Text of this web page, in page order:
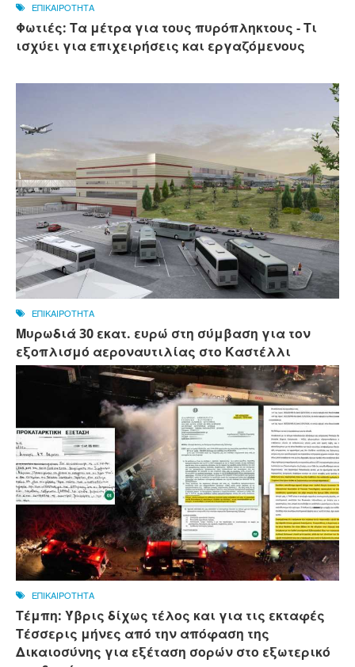
ΕΠΙΚΑΙΡΟΤΗΤΑ
Φωτιές: Τα μέτρα για τους πυρόπληκτους - Τι
ισχύει για επιχειρήσεις και εργαζόμενους
ΕΠΙΚΑΙΡΟΤΗΤΑ
Μυρωδιά 30 εκατ. ευρώ στη σύμβαση για τον
εξοπλισμό αεροναυτιλίας στο Καστέλλι
ΕΠΙΚΑΙΡΟΤΗΤΑ
Τέμπη: Ύβρις δίχως τέλος και για τις εκταφές
Τέσσερις μήνες από την απόφαση της
Δικαιοσύνης για εξέταση σορών στο εξωτερικό